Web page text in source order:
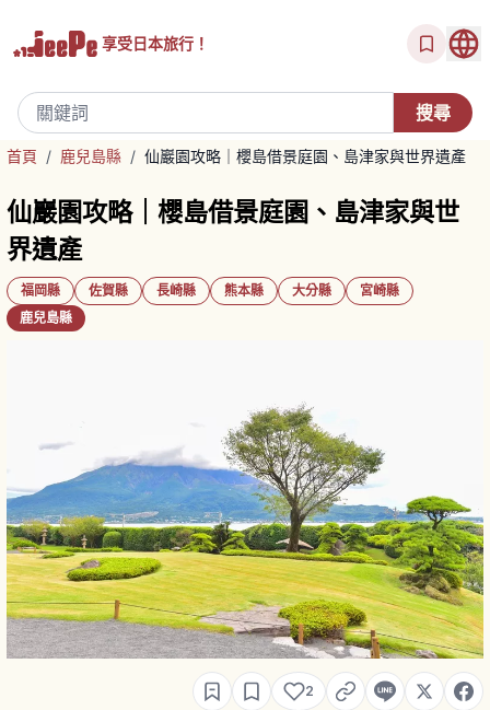
享受日本旅行！
首頁 / 鹿兒島縣 / 仙巖園攻略｜櫻島借景庭園、島津家與世界遺產
仙巖園攻略｜櫻島借景庭園、島津家與世
界遺產
福岡縣 佐賀縣 長崎縣 熊本縣 大分縣
宮崎縣
鹿兒島縣
2